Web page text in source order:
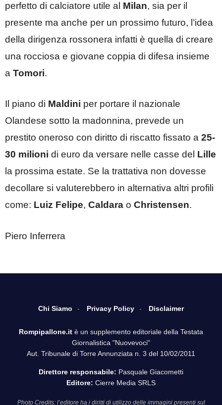
perfetto di calciatore utile al Milan, sia per il
presente ma anche per un prossimo futuro, l’idea
della dirigenza rossonera infatti è quella di creare
una rocciosa e giovane coppia di difesa insieme
a Tomori.
Il piano di Maldini per portare il nazionale
Olandese sotto la madonnina, prevede un
prestito oneroso con diritto di riscatto fissato a 25-
30 milioni di euro da versare nelle casse del Lille
la prossima estate. Se la trattativa non dovesse
decollare si valuterebbero in alternativa altri profili
come: Luiz Felipe, Caldara o Christensen.
Piero Inferrera
Chi Siamo Privacy Policy Disclaimer
Rompipallone.it è un supplemento editoriale della Testata
Giornalistica "Nuovevoci"
Aut. Tribunale di Torre Annunziata n. 3 del 10/02/2011
Direttore responsabile: Pasquale Giacometti
Editore: Cierre Media SRLS
Photo Credits: l’editore ha i diritti di utilizzo delle immagini presenti sul